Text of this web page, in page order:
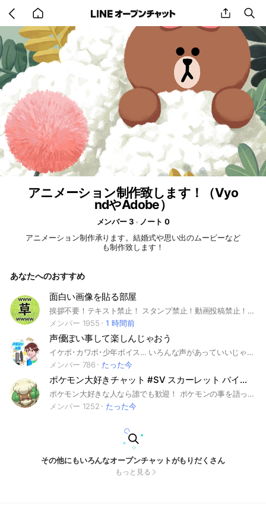
back
to
home
share
アニメーション制作致します！（Vyo
ndやAdobe）
メンバー 3
ノート 0
アニメーション制作承ります。結婚式や思い出のムービーなど
も制作致します！
あなたへのおすすめ
面白い画像を貼る部屋
挨拶不要！テキスト禁止！ スタンプ禁止！動画投稿禁止！ただただおもしろ画像を淡々と貼るルーム！ 宣伝や荒らしは蹴る! #笑い #おもしろ #面白い #笑える #大喜利 #画像 #ボケ #笑う ↓〈重要！〉 大事ノート見てください！テキストは原則禁止「文字を送らないで下さい！」です。アルバイト募集、下ネタなどは注意勧告無しで蹴ります！また注意を受けても止めない方は蹴らせて頂く場合があります。 ポイント目当てで入室するのは止めてください。また即抜けはお辞め下さい。 管理人「草w」は滅多にに浮上しませ ん。極稀に浮上します。ご了承下さい。
メンバー 1955
1 時間前
声優ぽい事して楽しんじゃおう
イケボ･カワボ･少年ボイス… いろんな声があっていいじゃない。 声で誰かを楽しませる。演じてて自分が楽しい。 気軽に楽しく、演技を楽しめればいいなー。 声優志望･アニメ好き･声優好き･声ヲタのみなさん、お待ちしてますよ。
メンバー 786
たった今
ポケモン大好きチャット #SV スカーレット バイオレット スカバイ
ポケモン大好きな人なら誰でも歓迎！ ポケモンの事を語ったり 情報を交換したり 攻略・構築の相談をしたり ポケモンの事なら何でも 色々雑談しましょう meta ポケモン ポケットモンスター ポケカ ポケモンカード ゲーム ピカチュウ イーブイ ピカブイ USM usm ウルトラ サン ムーン 剣盾 ソード シールド ポケGO ホーム HOME ポケダン ポケモン不思議のダンジョン 鎧の孤島 冠の雪原 ポケモンスナップ スナップ ポケスナトレード レイド Switch スイッチ ダイパ ブリリアント ダイヤモンド シャイニング パール ダイパリメイク BDSP LEGENDS アルセウス スカーレット バイオレット SV スカー バイオ スカバイ チャンピオン ポケチャン
メンバー 1252
たった今
その他にもいろんなオープンチャットがもりだくさん
もっと見る